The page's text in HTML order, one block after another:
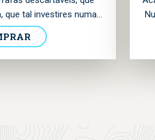
que tal investires numa
e resistente? Já podes
vidro que criamos a
tempo ajudar-nos a